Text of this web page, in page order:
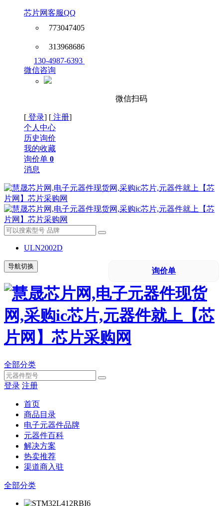
芯片网客服QQ
773047405
313968686
130-4987-6393
微信咨询
微信扫码
[ 登录] [ 注册]
个人中心
历史询价
我的收藏
询价单 0
消息
ULN2002D
询价单
导航切换
全部分类
登录 注册
首页
商品目录
电子元器件品牌
元器件百科
解决方案
热卖推荐
渠道商入驻
全部分类